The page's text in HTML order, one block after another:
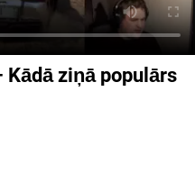
ziņā populārs